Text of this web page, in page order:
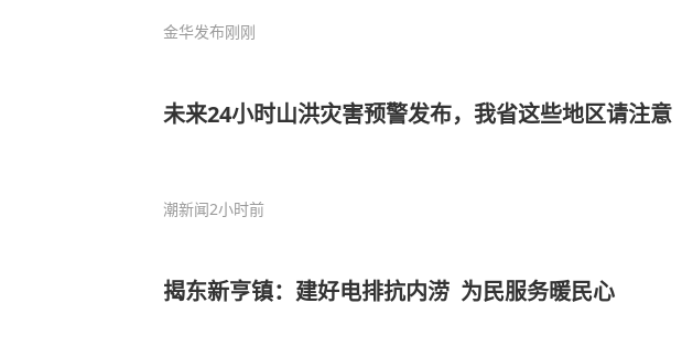
金华发布刚刚
未来24小时山洪灾害预警发布，我省这些地区请注意
潮新闻2小时前
揭东新亨镇：建好电排抗内涝 为民服务暖民心